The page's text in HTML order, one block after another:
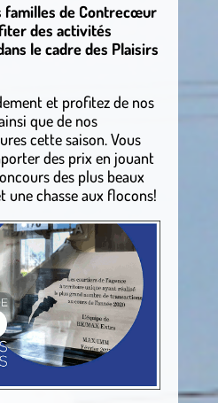
familles de Contrecœur
des activités
le cadre des Plaisirs
et profitez de nos
que de nos
cette saison. Vous
des prix en jouant
des plus beaux
une chasse aux flocons!